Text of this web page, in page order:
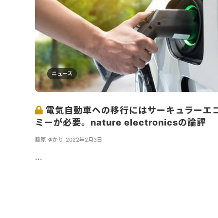
ニュース
電気自動車への移行にはサーキュラーエ
ミーが必要。nature electronicsの論評
藤原 ゆかり 2022年2月3日
...